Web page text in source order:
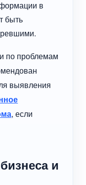
в
быть
по проблемам
выявления
, если
и